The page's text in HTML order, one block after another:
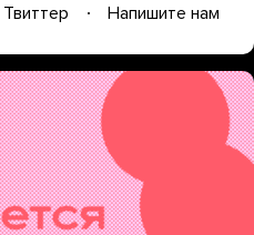
Твиттер Напишите нам